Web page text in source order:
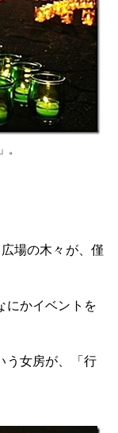
場の木々が、僅
にかイベントを
う女房が、「行